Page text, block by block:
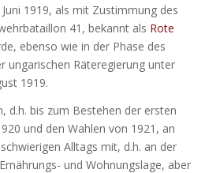
1919, als mit Zustimmung des
41, bekannt als Rote
ebenso wie in der Phase des
ungarischen Räteregierung unter
1919.
d.h. bis zum Bestehen der ersten
und den Wahlen von 1921, an
Alltags mit, d.h. an der
und Wohnungslage, aber